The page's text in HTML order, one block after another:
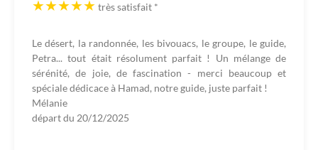
très satisfait *
Le désert, la randonnée, les bivouacs, le groupe, le guide,
Petra... tout était résolument parfait ! Un mélange de
sérénité, de joie, de fascination - merci beaucoup et
spéciale dédicace à Hamad, notre guide, juste parfait !
Mélanie
départ du 20/12/2025